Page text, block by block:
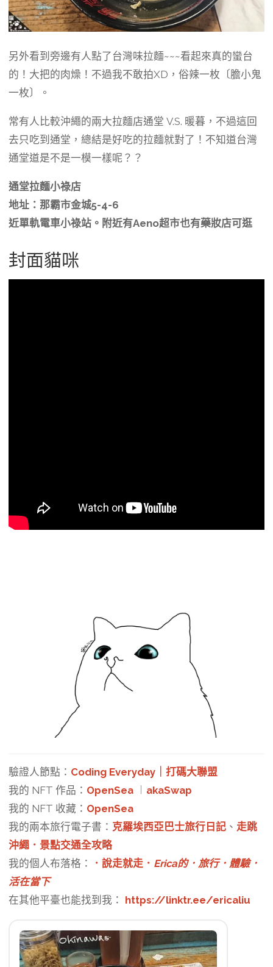
另外看到旁邊有人點了台灣味拉麵~~~看起來真的蠻台
的！大把的肉燥！不過我不敢拍XD，俗辣一枚〔膽小鬼
一枚〕。
常有人比較沖繩的兩大拉麵店通堂 V.S. 暖暮，不過這回
去只吃到通堂，總結是好吃的拉麵就對了！不知道台灣
通堂道是不是一模一樣呢？？
通堂拉麵小祿店
地址：那霸市金城5-4-6
近單軌電車小祿站。附近有Aeno超市也有藥妝店可逛
封面貓咪
驗證人節點： Coding Everyday｜打碼大聯盟
我的 NFT 作品： OpenSea
akaSwap
我的 NFT 收藏： OpenSea
我的兩本旅行電子書： 克羅埃西亞巴士旅行日記 、 走跳
沖繩．景點交通全攻略
我的個人布落格：
．說走就走． Erica的．旅行．體驗．
活在當下
在其他平臺也能找到我： https://linktr.ee/ericaliu